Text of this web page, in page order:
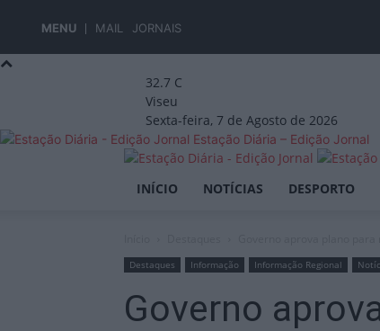
MENU MAIL JORNAIS
32.7 C
Viseu
Sexta-feira, 7 de Agosto de 2026
Estação Diária – Edição Jornal
INÍCIO NOTÍCIAS DESPORTO
Destaques Informação Informação Regional
Governo